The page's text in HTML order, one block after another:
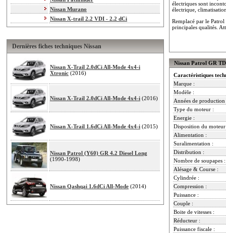
Nissan Murano
Nissan X-trail 2.2 VDI - 2.2 dCi
Dernières fiches techniques Nissan
Nissan X-Trail 2.0dCi All-Mode 4x4-i
Xtronic (2016)
Nissan X-Trail 2.0dCi All-Mode 4x4-i (2016)
Nissan X-Trail 1.6dCi All-Mode 4x4-i (2015)
Nissan Patrol (Y60) GR 4.2 Diesel Long
(1990-1998)
Nissan Qashqai 1.6dCi All-Mode (2014)
électriques sont
électrique,
Remplacé par le
principales qualités.
Nissan Patrol GR
Caractéristiques
Marque :
Modèle :
Années de production
Type du moteur :
Energie :
Disposition du
Alimentation :
Suralimentation :
Distribution :
Nombre de soupapes :
Alésage & Course :
Cylindrée :
Compression :
Puissance :
Couple :
Boite de vitesses :
Réducteur :
Puissance fiscale :